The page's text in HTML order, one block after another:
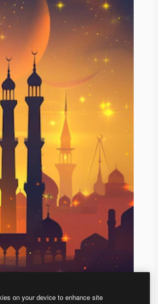
on your device to enhance site